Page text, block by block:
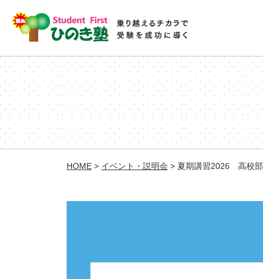
HOME > イベント・説明会 > 夏期講習2026 高校部